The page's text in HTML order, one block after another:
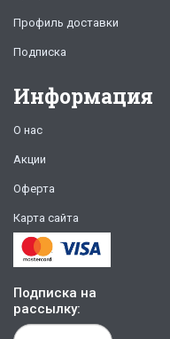
Профиль доставки
Подписка
Информация
О нас
Акции
Оферта
Карта сайта
Подписка на
рассылку: